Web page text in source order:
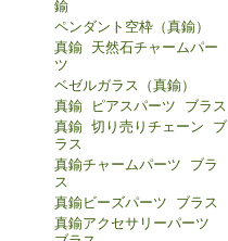
鍮
ペンダント空枠（真鍮）
真鍮 天然石チャームパー
ツ
ベゼルガラス（真鍮）
真鍮 ピアスパーツ ブラス
真鍮 切り売りチェーン ブ
ラス
真鍮チャームパーツ ブラ
ス
真鍮ビーズパーツ ブラス
真鍮アクセサリーパーツ